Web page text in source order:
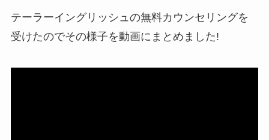
テーラーイングリッシュの無料カウンセリングを
受けたのでその様子を動画にまとめました!